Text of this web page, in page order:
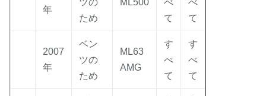
年
ツの
ため
ML500
べ
て
べ
て
2007
年
ベン
ツの
ため
ML63
AMG
す
べ
て
す
べ
て